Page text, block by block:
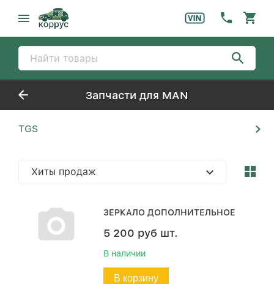
Запчасти для MAN
TGS
Хиты продаж
ЗЕРКАЛО ДОПОЛНИТЕЛЬНОЕ
5 200 руб шт.
В наличии
В корзину